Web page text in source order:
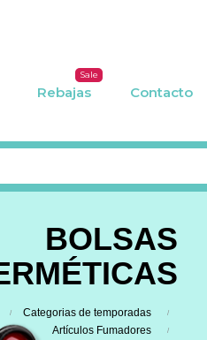
Rebajas
Sale
Contacto
BOLSAS
Categorias de temporadas
Artículos Fumadores